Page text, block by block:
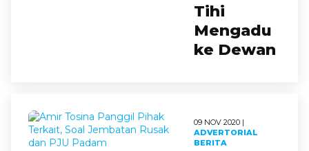
Tihi
Mengadu
ke Dewan
09 NOV 2020 |
ADVERTORIAL
BERITA